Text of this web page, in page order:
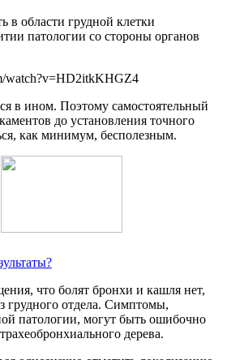
в области грудной клетки
патологии со стороны органов
watch?v=HD2itkKHGZ4
в ином. Поэтому самостоятельный
до установления точного
как минимум, бесполезным.
что болят бронхи и кашля нет,
грудного отдела. Симптомы,
патологии, могут быть ошибочно
дерева.